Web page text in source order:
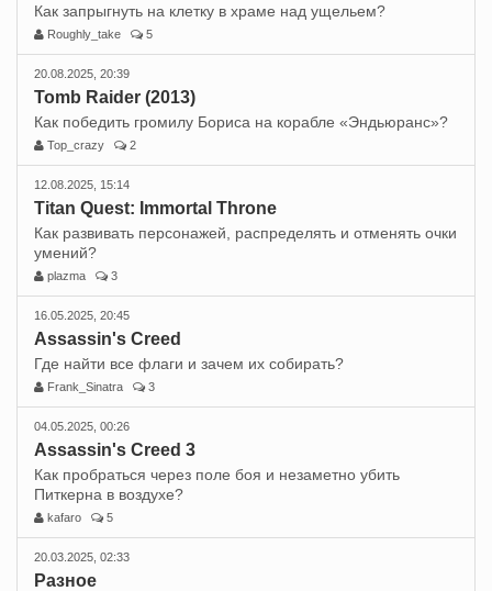
Как запрыгнуть на клетку в храме над ущельем?
Roughly_take 5
20.08.2025, 20:39
Tomb Raider (2013)
Как победить громилу Бориса на корабле «Эндьюранс»?
Top_crazy 2
12.08.2025, 15:14
Titan Quest: Immortal Throne
Как развивать персонажей, распределять и отменять очки
умений?
plazma 3
16.05.2025, 20:45
Assassin's Creed
Где найти все флаги и зачем их собирать?
Frank_Sinatra 3
04.05.2025, 00:26
Assassin's Creed 3
Как пробраться через поле боя и незаметно убить
Питкерна в воздухе?
kafaro 5
20.03.2025, 02:33
Разное